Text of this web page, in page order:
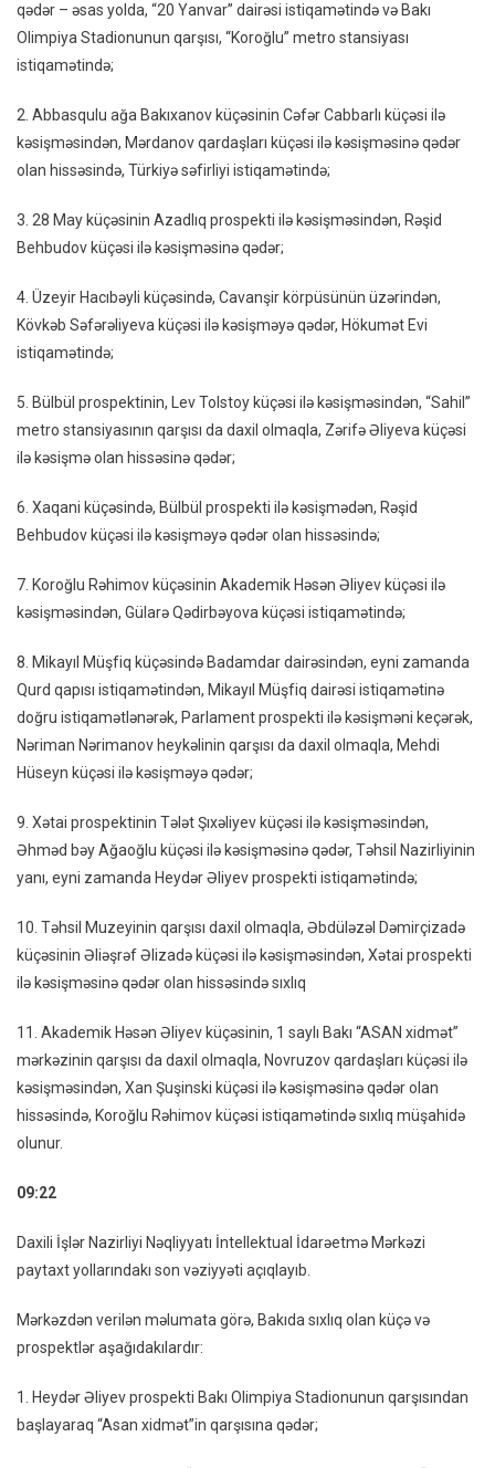
qədər – əsas yolda, “20 Yanvar” dairəsi istiqamətində və Bakı
Olimpiya Stadionunun qarşısı, “Koroğlu” metro stansiyası
istiqamətində;
2. Abbasqulu ağa Bakıxanov küçəsinin Cəfər Cabbarlı küçəsi ilə
kəsişməsindən, Mərdanov qardaşları küçəsi ilə kəsişməsinə qədər
olan hissəsində, Türkiyə səfirliyi istiqamətində;
3. 28 May küçəsinin Azadlıq prospekti ilə kəsişməsindən, Rəşid
Behbudov küçəsi ilə kəsişməsinə qədər;
4. Üzeyir Hacıbəyli küçəsində, Cavanşir körpüsünün üzərindən,
Kövkəb Səfərəliyeva küçəsi ilə kəsişməyə qədər, Hökumət Evi
istiqamətində;
5. Bülbül prospektinin, Lev Tolstoy küçəsi ilə kəsişməsindən, “Sahil”
metro stansiyasının qarşısı da daxil olmaqla, Zərifə Əliyeva küçəsi
ilə kəsişmə olan hissəsinə qədər;
6. Xaqani küçəsində, Bülbül prospekti ilə kəsişmədən, Rəşid
Behbudov küçəsi ilə kəsişməyə qədər olan hissəsində;
7. Koroğlu Rəhimov küçəsinin Akademik Həsən Əliyev küçəsi ilə
kəsişməsindən, Gülarə Qədirbəyova küçəsi istiqamətində;
8. Mikayıl Müşfiq küçəsində Badamdar dairəsindən, eyni zamanda
Qurd qapısı istiqamətindən, Mikayıl Müşfiq dairəsi istiqamətinə
doğru istiqamətlənərək, Parlament prospekti ilə kəsişməni keçərək,
Nəriman Nərimanov heykəlinin qarşısı da daxil olmaqla, Mehdi
Hüseyn küçəsi ilə kəsişməyə qədər;
9. Xətai prospektinin Tələt Şıxəliyev küçəsi ilə kəsişməsindən,
Əhməd bəy Ağaoğlu küçəsi ilə kəsişməsinə qədər, Təhsil Nazirliyinin
yanı, eyni zamanda Heydər Əliyev prospekti istiqamətində;
10. Təhsil Muzeyinin qarşısı daxil olmaqla, Əbdüləzəl Dəmirçizadə
küçəsinin Əliəşrəf Əlizadə küçəsi ilə kəsişməsindən, Xətai prospekti
ilə kəsişməsinə qədər olan hissəsində sıxlıq
11. Akademik Həsən Əliyev küçəsinin, 1 saylı Bakı “ASAN xidmət”
mərkəzinin qarşısı da daxil olmaqla, Novruzov qardaşları küçəsi ilə
kəsişməsindən, Xan Şuşinski küçəsi ilə kəsişməsinə qədər olan
hissəsində, Koroğlu Rəhimov küçəsi istiqamətində sıxlıq müşahidə
olunur.
09:22
Daxili İşlər Nazirliyi Nəqliyyatı İntellektual İdarəetmə Mərkəzi
paytaxt yollarındakı son vəziyyəti açıqlayıb.
Mərkəzdən verilən məlumata görə, Bakıda sıxlıq olan küçə və
prospektlər aşağıdakılardır:
1. Heydər Əliyev prospekti Bakı Olimpiya Stadionunun qarşısından
başlayaraq “Asan xidmət”in qarşısına qədər;